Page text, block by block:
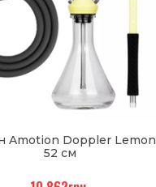
Amotion Doppler Lemon
52 см